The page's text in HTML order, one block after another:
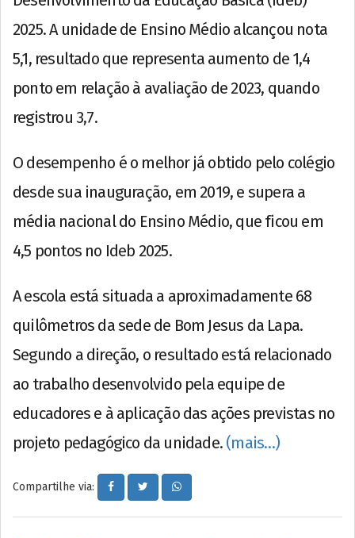
2025. A unidade de Ensino Médio alcançou nota
5,1, resultado que representa aumento de 1,4
ponto em relação à avaliação de 2023, quando
registrou 3,7.
O desempenho é o melhor já obtido pelo colégio
desde sua inauguração, em 2019, e supera a
média nacional do Ensino Médio, que ficou em
4,5 pontos no Ideb 2025.
A escola está situada a aproximadamente 68
quilômetros da sede de Bom Jesus da Lapa.
Segundo a direção, o resultado está relacionado
ao trabalho desenvolvido pela equipe de
educadores e à aplicação das ações previstas no
projeto pedagógico da unidade. (mais…)
Compartilhe via: